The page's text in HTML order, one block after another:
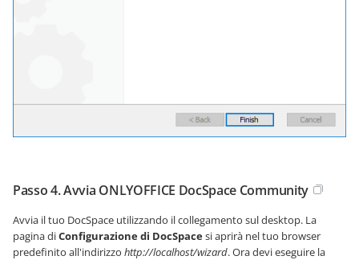
Passo 4. Avvia ONLYOFFICE DocSpace Community
Avvia il tuo DocSpace utilizzando il collegamento sul desktop. La
pagina diConfigurazione di DocSpacesi aprirà nel tuo browser
predefinito all'indirizzo http://localhost/wizard. Ora devi eseguire la